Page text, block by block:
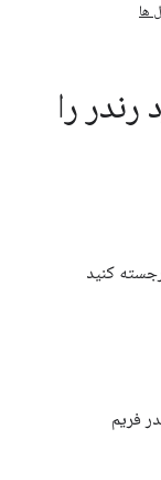
ها
را
کنید
فریم